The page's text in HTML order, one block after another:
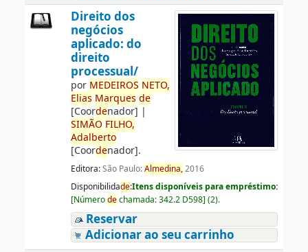
Direito dos
negócios
aplicado: do
direito
processual/
por MEDEIROS NETO,
Elias Marques de
[Coordenador] |
SIMÃO FILHO,
Adalberto
[Coordenador].
Editora:São Paulo:Almedina,2016
Disponibilidade:Itens disponíveis para empréstimo:
[Númerodechamada:342.2 D598] (2).
Reservar
Adicionar ao seu carrinho